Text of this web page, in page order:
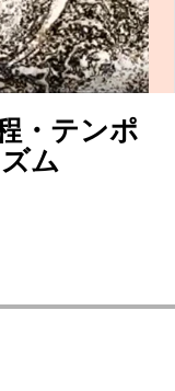
・テンポ
ム